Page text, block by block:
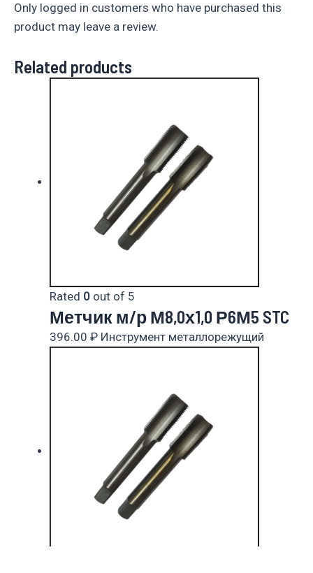
Only logged in customers who have purchased this
product may leave a review.
Related products
Rated 0 out of 5
Метчик м/р М8,0х1,0 Р6М5 STC
396.00 ₽ Инструмент металлорежущий